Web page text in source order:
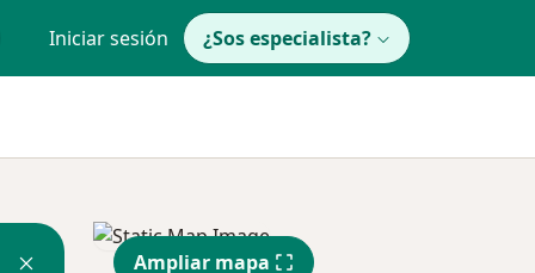
Iniciar sesión ¿Sos especialista?
Ampliar mapa